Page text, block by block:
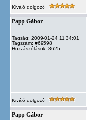
Kiváló dolgozó
Papp Gábor
Tagság: 2009-01-24 11:34:01
Tagszám: #69598
Hozzászólások: 8625
Kiváló dolgozó
Papp Gábor